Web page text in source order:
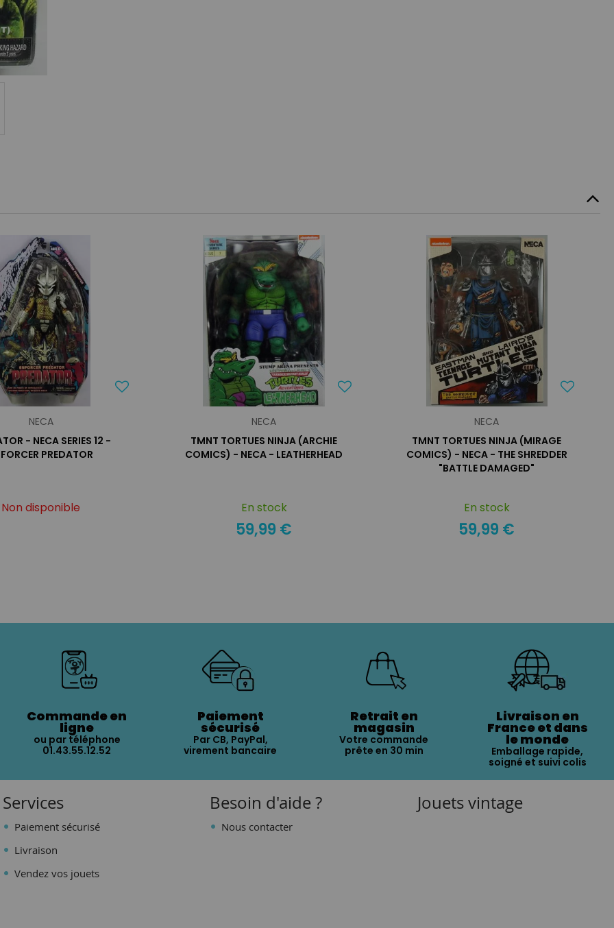
NECA
- NECA SERIES 12 -
PREDATOR
Non disponible
NECA
TMNT TORTUES NINJA (ARCHIE
COMICS) - NECA - LEATHERHEAD
En stock
59,99 €
NECA
TMNT TORTUES NINJA (MIRAGE
COMICS) - NECA - THE SHREDDER
"BATTLE DAMAGED"
En stock
59,99 €
Commande en
ligne
ou par téléphone
01.43.55.12.52
Paiement
sécurisé
Par CB, PayPal,
virement bancaire
Retrait en
magasin
Votre commande
prête en 30 min
Livraison en
France et dans
le monde
Emballage rapide,
soigné et suivi colis
Services
Paiement sécurisé
Livraison
Vendez vos jouets
Besoin d'aide ?
Nous contacter
Jouets vintage